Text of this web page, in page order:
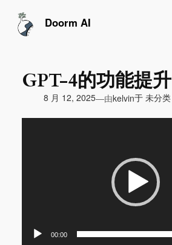
Doorm AI
GPT-4的功能提升
8 月 12, 2025—由kelvin于 未分类
00:00